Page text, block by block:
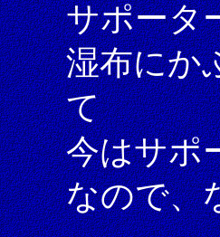
サポータ
湿布にか
て
今はサポ
なので、